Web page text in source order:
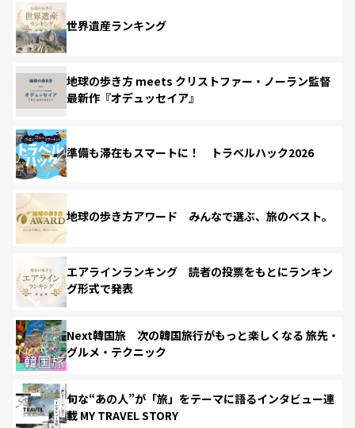
世界遺産ランキング
地球の歩き方 meets クリストファー・ノーラン監督
最新作『オデュッセイア』
準備も滞在もスマートに！ トラベルハック2026
地球の歩き方アワード みんなで選ぶ、旅のベスト。
エアラインランキング 読者の投票をもとにランキン
グ形式で発表
Next韓国旅 次の韓国旅行がもっと楽しくなる 旅先・
グルメ・テクニック
旬な“あの人”が「旅」をテーマに語るインタビュー連
載 MY TRAVEL STORY